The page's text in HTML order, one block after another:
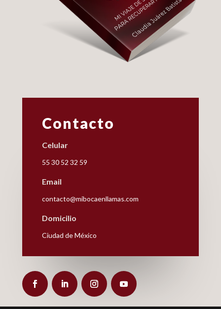
Contacto
Celular
55 30 52 32 59
Email
contacto@mibocaenllamas.com
Domicilio
Ciudad de México